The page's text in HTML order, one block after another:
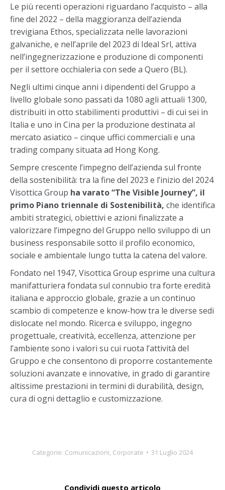
Le più recenti operazioni riguardano l’acquisto – alla
fine del 2022 – della maggioranza dell’azienda
trevigiana Ethos, specializzata nelle lavorazioni
galvaniche, e nell’aprile del 2023 di Ideal Srl, attiva
nell’ingegnerizzazione e produzione di componenti
per il settore occhialeria con sede a Quero (BL).
Negli ultimi cinque anni i dipendenti del Gruppo a
livello globale sono passati da 1080 agli attuali 1300,
distribuiti in otto stabilimenti produttivi – di cui sei in
Italia e uno in Cina per la produzione destinata al
mercato asiatico – cinque uffici commerciali e una
trading company situata ad Hong Kong.
Sempre crescente l’impegno dell’azienda sul fronte
della sostenibilità: tra la fine del 2023 e l’inizio del 2024
Visottica Group ha varato “The Visible Journey”, il
primo Piano triennale di Sostenibilità, che identifica
ambiti strategici, obiettivi e azioni finalizzate a
valorizzare l’impegno del Gruppo nello sviluppo di un
business responsabile sotto il profilo economico,
sociale e ambientale lungo tutta la catena del valore.
Fondato nel 1947, Visottica Group esprime una cultura
manifatturiera fondata sul connubio tra forte eredità
italiana e approccio globale, grazie a un continuo
scambio di competenze e know-how tra le diverse sedi
dislocate nel mondo. Ricerca e sviluppo, ingegno
progettuale, creatività, eccellenza, attenzione per
l’ambiente sono i valori su cui ruota l’attività del
Gruppo e che consentono di proporre costantemente
soluzioni avanzate e innovative, in grado di garantire
altissime prestazioni in termini di durabilità, design,
cura di ogni dettaglio e customizzazione.
Categorie: Comunicazioni, Corporate 31 Luglio 2024
Condividi questo articolo